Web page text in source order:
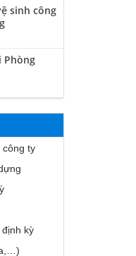
sinh công
Phòng
công ty
kỳ